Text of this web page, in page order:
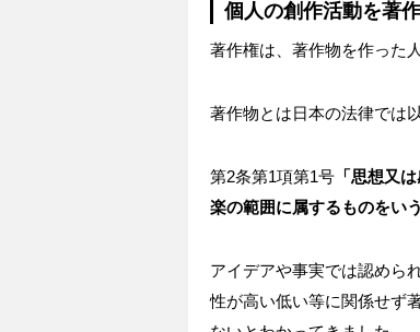
個人の創作活動を著
著作権は、著作物を作った
著作物とは日本の法律では
第2条第1項第1号 「思想又
楽の範囲に属するものをいう
アイデアや事実では認めら
性が高い低い等に関係せず